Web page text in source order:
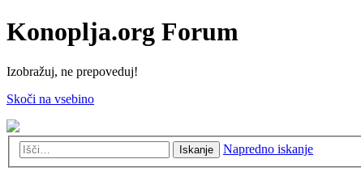
Konoplja.org Forum
Izobražuj, ne prepoveduj!
Skoči na vsebino
Iskanje Napredno iskanje